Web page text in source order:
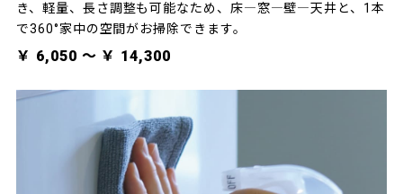
き、軽量、長さ調整も可能なため、床―窓―壁―天井と、1本
で360°家中の空間がお掃除できます。
￥ 6,050 〜 ￥ 14,300